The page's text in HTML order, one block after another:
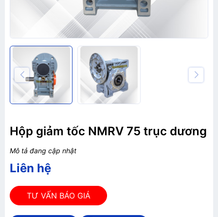
Hộp giảm tốc NMRV 75 trục dương
Mô tả đang cập nhật
Liên hệ
TƯ VẤN BÁO GIÁ